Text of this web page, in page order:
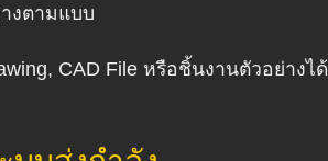
งตามแบบ
CAD File หรือชิ้นงานตัวอย่างได้